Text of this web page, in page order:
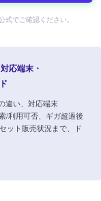
でご確認ください。
応端末・
違い、対応端末
/利用可否、ギガ超過後
ット販売状況まで、ド